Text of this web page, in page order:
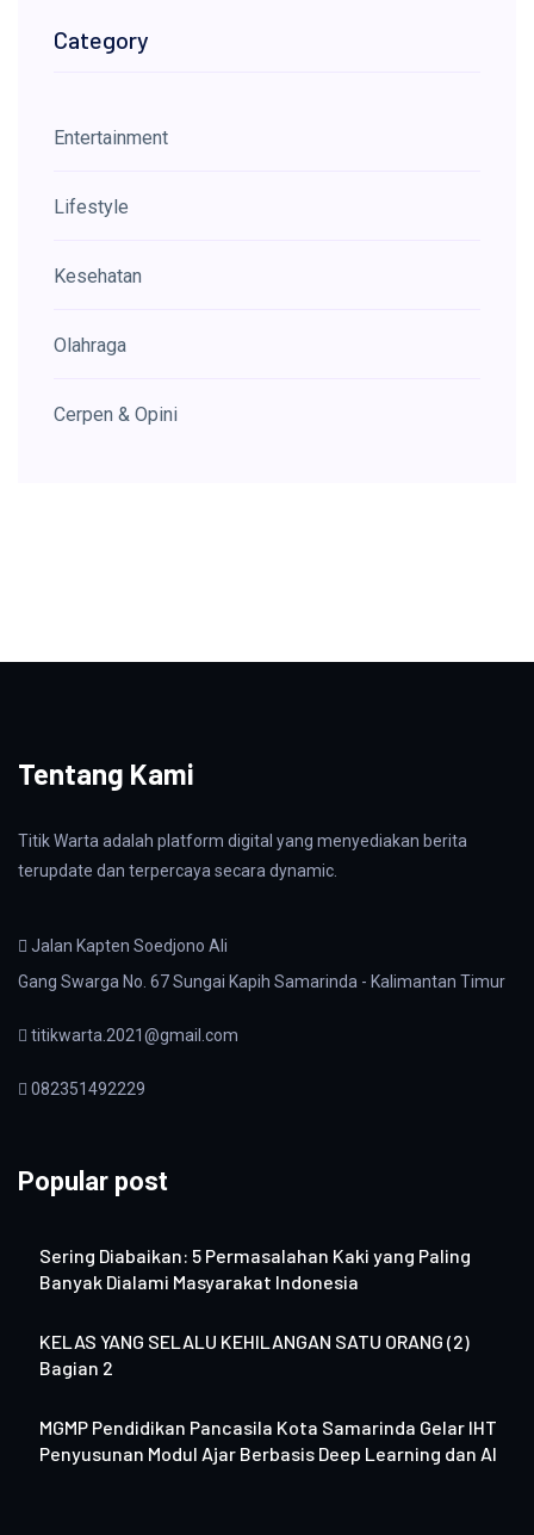
Category
Entertainment
Lifestyle
Kesehatan
Olahraga
Cerpen & Opini
Tentang Kami
Titik Warta adalah platform digital yang menyediakan berita
terupdate dan terpercaya secara dynamic.
Jalan Kapten Soedjono Ali
Gang Swarga No. 67 Sungai Kapih Samarinda - Kalimantan Timur
titikwarta.2021@gmail.com
082351492229
Popular post
Sering Diabaikan: 5 Permasalahan Kaki yang Paling
Banyak Dialami Masyarakat Indonesia
KELAS YANG SELALU KEHILANGAN SATU ORANG (2)
Bagian 2
MGMP Pendidikan Pancasila Kota Samarinda Gelar IHT
Penyusunan Modul Ajar Berbasis Deep Learning dan AI